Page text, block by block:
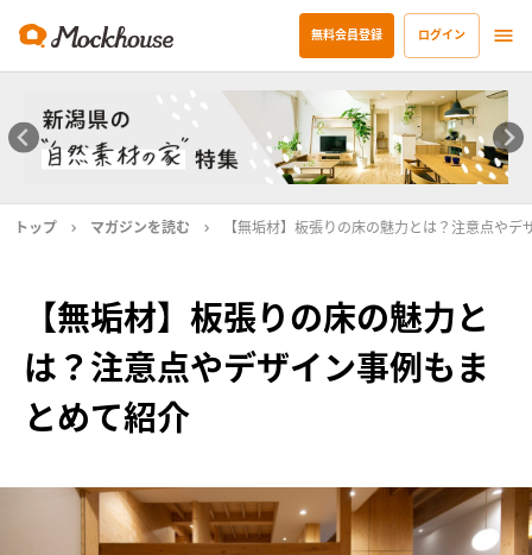
無料会員登録 ログイン
トップ マガジンを読む 【無垢材】板張りの床の魅力とは？注意点やデ
【無垢材】板張りの床の魅力と
は？注意点やデザイン事例もま
とめて紹介